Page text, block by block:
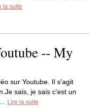
la suite
-- My
sur Youtube. Il s'agit
sais, je sais c'est un
Lire la suite